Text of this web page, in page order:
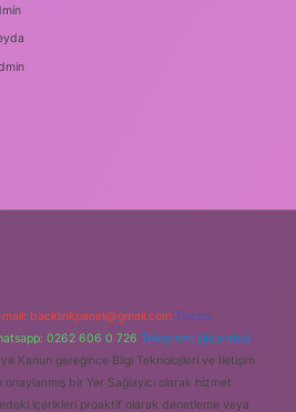
mail: backlinkpaneli@gmail.com Teams:
0262 606 0 726 Telegram: @karabul
Kanun gereğince Bilgi Teknolojileri ve İletişim
bir Yer Sağlayıcı olarak hizmet
içerikleri proaktif olarak denetleme veya